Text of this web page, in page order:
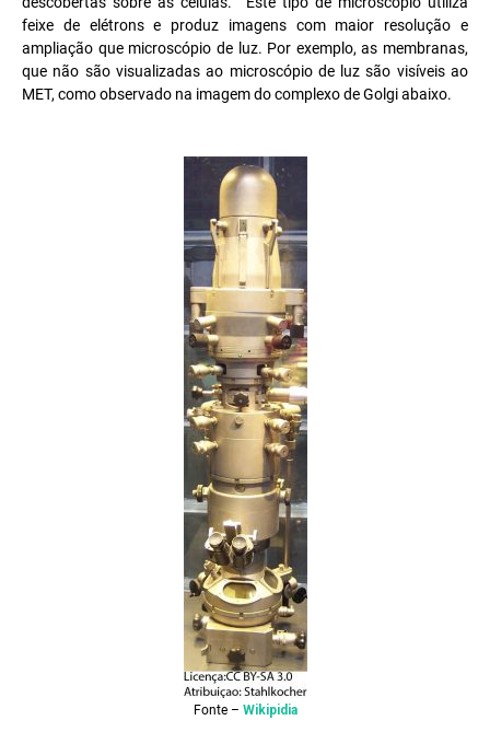
feixe de elétrons e produz imagens com maior resolução e
ampliação que microscópio de luz. Por exemplo, as membranas,
que não são visualizadas ao microscópio de luz são visíveis ao
MET, como observado na imagem do complexo de Golgi abaixo.
Fonte – Wikipidia